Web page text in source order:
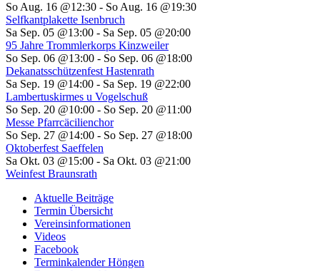
So Aug. 16 @12:30 - So Aug. 16 @19:30
Selfkantplakette Isenbruch
Sa Sep. 05 @13:00 - Sa Sep. 05 @20:00
95 Jahre Trommlerkorps Kinzweiler
So Sep. 06 @13:00 - So Sep. 06 @18:00
Dekanatsschützenfest Hastenrath
Sa Sep. 19 @14:00 - Sa Sep. 19 @22:00
Lambertuskirmes u Vogelschuß
So Sep. 20 @10:00 - So Sep. 20 @11:00
Messe Pfarrcäcilienchor
So Sep. 27 @14:00 - So Sep. 27 @18:00
Oktoberfest Saeffelen
Sa Okt. 03 @15:00 - Sa Okt. 03 @21:00
Weinfest Braunsrath
Aktuelle Beiträge
Termin Übersicht
Vereinsinformationen
Videos
Facebook
Terminkalender Höngen